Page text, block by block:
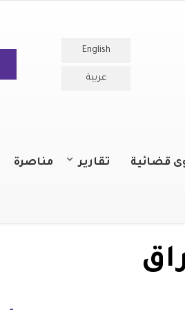
English
عربية
قضائية تقارير مناصرة